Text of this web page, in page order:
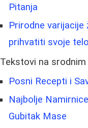
Pitanja
Prirodne varijacije
prihvatiti svoje telo
Tekstovi na
Posni Recepti i
Najbolje
Gubitak Mase